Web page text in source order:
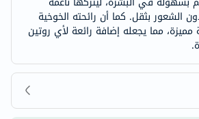
الشعور بثقل. كما أن رائحته الخوخية
مما يجعله إضافة رائعة لأي روتين